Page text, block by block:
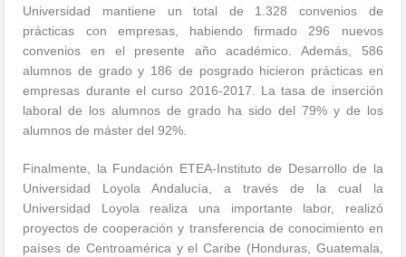
Universidad mantiene un total de 1.328 convenios de
prácticas con empresas, habiendo firmado 296 nuevos
convenios en el presente año académico. Además, 586
alumnos de grado y 186 de posgrado hicieron prácticas en
empresas durante el curso 2016-2017. La tasa de inserción
laboral de los alumnos de grado ha sido del 79% y de los
alumnos de máster del 92%.
Finalmente, la Fundación ETEA-Instituto de Desarrollo de la
Universidad Loyola Andalucía, a través de la cual la
Universidad Loyola realiza una importante labor, realizó
proyectos de cooperación y transferencia de conocimiento en
países de Centroamérica y el Caribe (Honduras, Guatemala,